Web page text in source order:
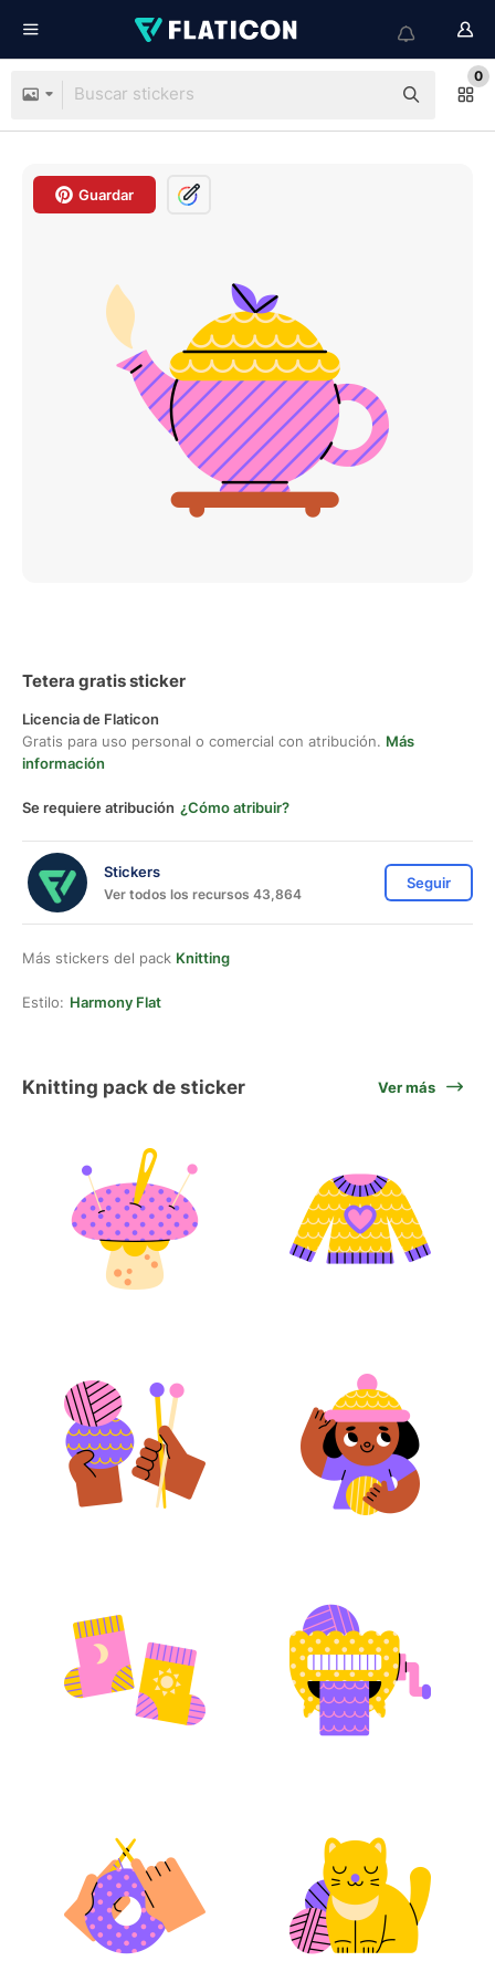
0
Guardar
Tetera gratis sticker
Licencia de Flaticon
Gratis para uso personal o comercial con atribución. Más
información
Se requiere atribución ¿Cómo atribuir?
Stickers
Ver todos los recursos 43,864
Seguir
Más stickers del pack Knitting
Estilo: Harmony Flat
Knitting pack de sticker Ver más